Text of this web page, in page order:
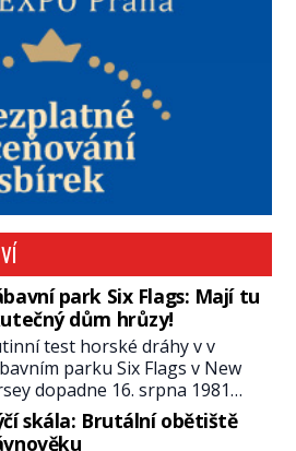
park Six Flags: Mají tu
dům hrůzy!
test horské dráhy v v
parku Six Flags v New
dopadne 16. srpna 1981
20letý technik Scott
se zřítí na zem! Zranění jsou
skála: Brutální obětiště